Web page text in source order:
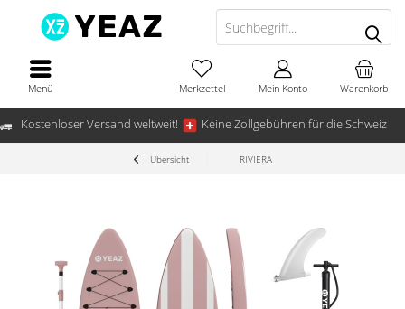
Kostenloser Versand weltweit! Keine Zollgebühren für die Schweiz
Menü Warenkorb
Merkzettel Mein Konto
Übersicht RIVIERA